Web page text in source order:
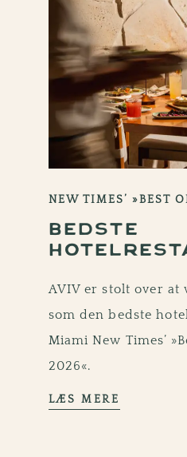
SLOGAN: MIAMI
NEW TIMES’ »BEST
BEDSTE
AVIV er stolt over at
som den bedste
Miami New Times’
2026«.
LÆS MERE